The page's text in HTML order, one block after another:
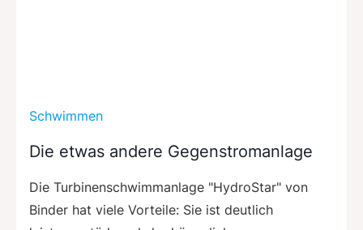
Schwimmen
Die etwas andere Gegenstromanlage
Die Turbinenschwimmanlage "HydroStar" von
Binder hat viele Vorteile: Sie ist deutlich